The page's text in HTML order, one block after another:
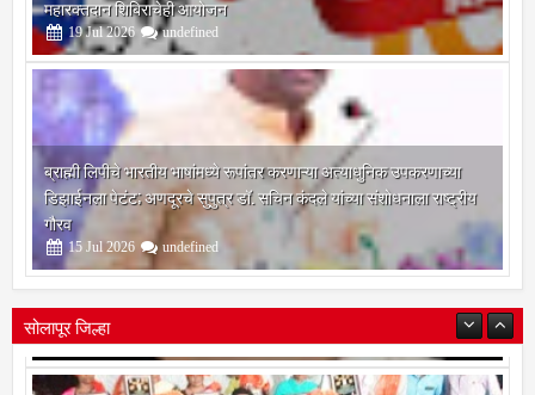
शतकपूर्ती वर्षानिमित्त कल्याणात स्वच्छता निरीक्षक अभ्यासक्रमाचे उद्घाटन; भव्य
महारक्तदान शिबिराचेही आयोजन
19 Jul 2026 undefined
ब्राह्मी लिपीचे भारतीय भाषांमध्ये रूपांतर करणाऱ्या अत्याधुनिक उपकरणाच्या
डिझाईनला पेटंट; अणदूरचे सुपुत्र डॉ. सचिन कंदले यांच्या संशोधनाला राष्ट्रीय
गौरव
15 Jul 2026 undefined
सोलापूर जिल्हा